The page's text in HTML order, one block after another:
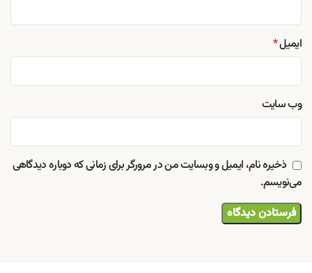
ایمیل*
وب‌ سایت
ذخیره نام، ایمیل و وبسایت من در مرورگر برای زمانی که دوباره دیدگاهی
می‌نویسم.